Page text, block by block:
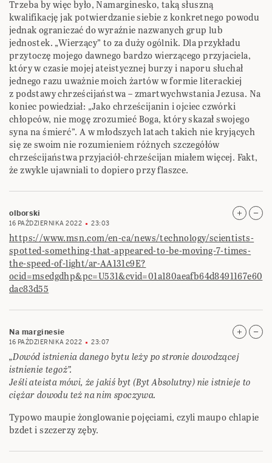
Trzeba by więc było, Namarginesko, taką słuszną
kwalifikację jak potwierdzanie siebie z konkretnego powodu
jednak ograniczać do wyraźnie nazwanych grup lub
jednostek. „Wierzący” to za duży ogólnik. Dla przykładu
przytoczę mojego dawnego bardzo wierzącego przyjaciela,
który w czasie mojej ateistycznej burzy i naporu słuchał
jednego razu uważnie moich żartów w formie literackiej
z podstawy chrześcijaństwa – zmartwychwstania Jezusa. Na
koniec powiedział: „Jako chrześcijanin i ojciec czwórki
chłopców, nie mogę zrozumieć Boga, który skazał swojego
syna na śmierć”. A w młodszych latach takich nie kryjących
się ze swoim nie rozumieniem różnych szczegółów
chrześcijaństwa przyjaciół-chrześcijan miałem więcej. Fakt,
że zwykle ujawniali to dopiero przy flaszce.
olborski
16 PAŹDZIERNIKA 2022 23:03
https://www.msn.com/en-ca/news/technology/scientists-
spotted-something-that-appeared-to-be-moving-7-times-
the-speed-of-light/ar-AA131c9E?
ocid=msedgdhp&pc=U531&cvid=01a180aeafb64d8491167e60
dac83d55
Na marginesie
16 PAŹDZIERNIKA 2022 23:07
„Dowód istnienia danego bytu leży po stronie dowodzącej
istnienie tegoż”.
Jeśli ateista mówi, że jakiś byt (Byt Absolutny) nie istnieje to
ciężar dowodu też na nim spoczywa.
Typowo maupie żonglowanie pojęciami, czyli maupo chlapie
bzdet i szczerzy zęby.